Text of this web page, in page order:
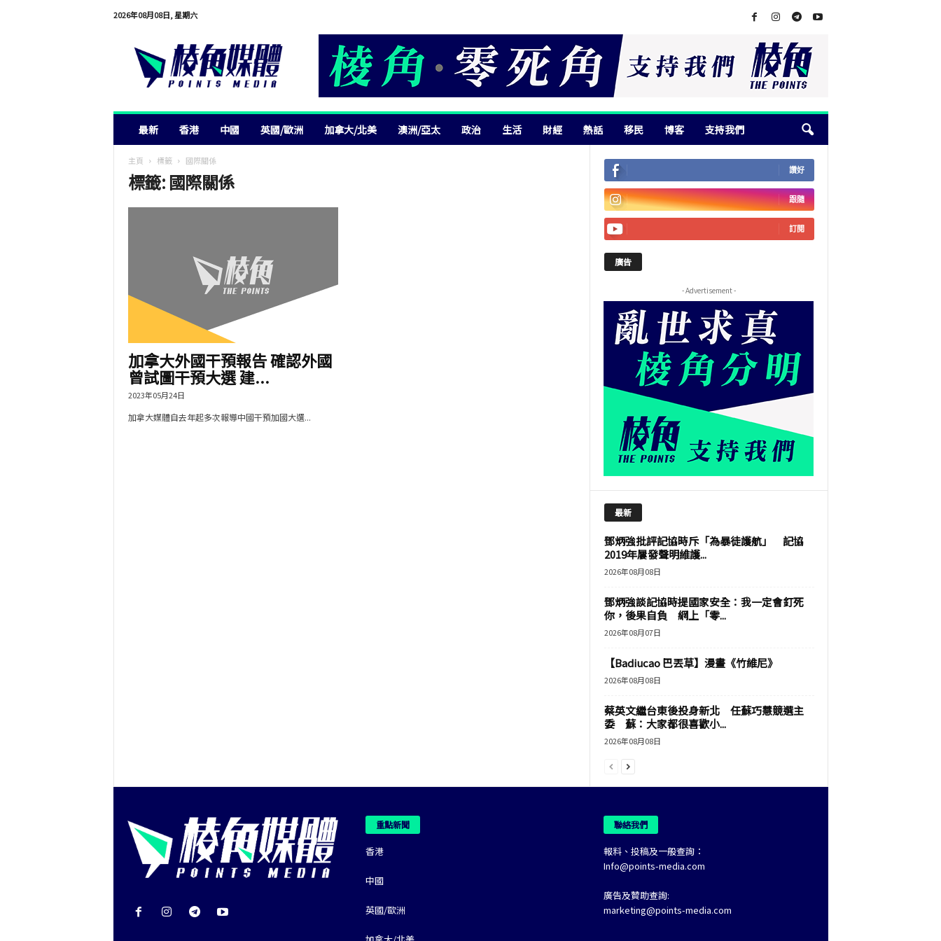
2026年08月08日, 星期六
最新 香港 中國 英國/歐洲 加拿大/北美 澳洲/亞太 政治 生活 財經 熱話 移民 博客 支持我們
主頁 標籤 國際關係
標籤: 國際關係
加拿大外國干預報告 確認外國
曾試圖干預大選 建...
2023年05月24日
加拿大媒體自去年起多次報導中國干預加國大選...
讚好
跟隨
訂閱
廣告
- Advertisement -
最新
鄧炳強批評記協時斥「為暴徒護航」 記協
2019年屢發聲明維護...
2026年08月08日
鄧炳強談記協時提國家安全：我一定會釘死
你，後果自負 網上「零...
2026年08月07日
【Badiucao 巴丟草】漫畫《竹維尼》
2026年08月08日
蔡英文繼台東後投身新北 任蘇巧慧競選主
委 蘇：大家都很喜歡小...
2026年08月08日
重點新聞
香港
中國
英國/歐洲
聯絡我們
報料、投稿及一般查詢：
Info@points-media.com
廣告及贊助查詢:
marketing@points-media.com